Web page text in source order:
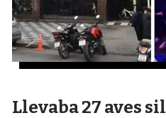
Llevaba 27 aves